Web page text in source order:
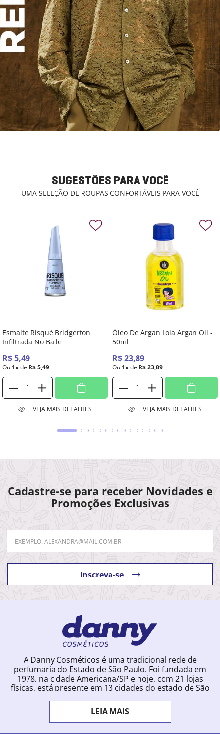
SUGESTÕES PARA VOCÊ
UMA SELEÇÃO DE ROUPAS CONFORTÁVEIS PARA VOCÊ
Esmalte Risqué Bridgerton
Infiltrada No Baile
R$5,49
Ou 1xde R$5,49
VEJA MAIS DETALHES
Óleo De Argan Lola Argan Oil -
50ml
R$23,89
Ou 1xde R$23,89
VEJA MAIS DETALHES
Cadastre-se para receber Novidades e
Promoções Exclusivas
Inscreva-se
A Danny Cosméticos é uma tradicional rede de
perfumaria do Estado de São Paulo. Foi fundada em
1978, na cidade Americana/SP e hoje, com 21 lojas
físicas, está presente em 13 cidades do estado de São
começou a vender para todo o território brasileiro.
Com uma infinidade de marcas e a filosofia de vender
produtos que vão do popular ao luxo, a Danny
LEIA MAIS